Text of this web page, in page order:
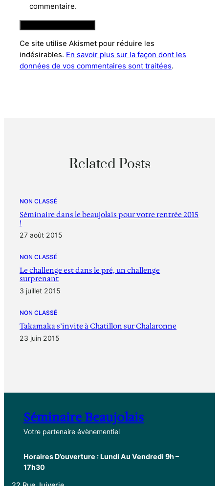
commentaire.
Ce site utilise Akismet pour réduire les
indésirables. En savoir plus sur la façon dont les
données de vos commentaires sont traitées.
Related Posts
NON CLASSÉ
Séminaire dans le beaujolais pour votre rentrée 2015
!
27 août 2015
NON CLASSÉ
Le challenge est dans le pré, un challenge
surprenant
3 juillet 2015
NON CLASSÉ
Takamaka s’invite à Chatillon sur Chalaronne
23 juin 2015
Séminaire Beaujolais
Votre partenaire évènementiel
Horaires D’ouverture : Lundi Au Vendredi 9h –
17h30